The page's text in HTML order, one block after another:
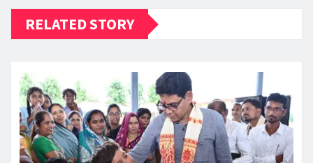
RELATED STORY